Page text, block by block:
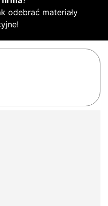
odebrać materiały